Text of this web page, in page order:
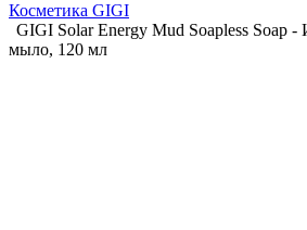
Косметика GIGI
GIGI Solar Energy Mud Soapless Soap
мыло, 120 мл